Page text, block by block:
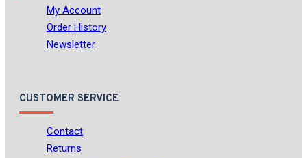
My Account
Order History
Newsletter
CUSTOMER SERVICE
Contact
Returns